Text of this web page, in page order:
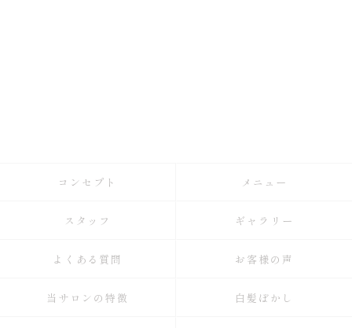
コンセプト メニュー
スタッフ ギャラリー
よくある質問 お客様の声
当サロンの特徴 白髪ぼかし